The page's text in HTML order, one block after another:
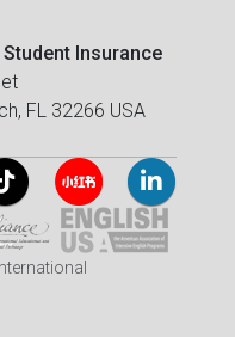
Insurance
FL 32266 USA